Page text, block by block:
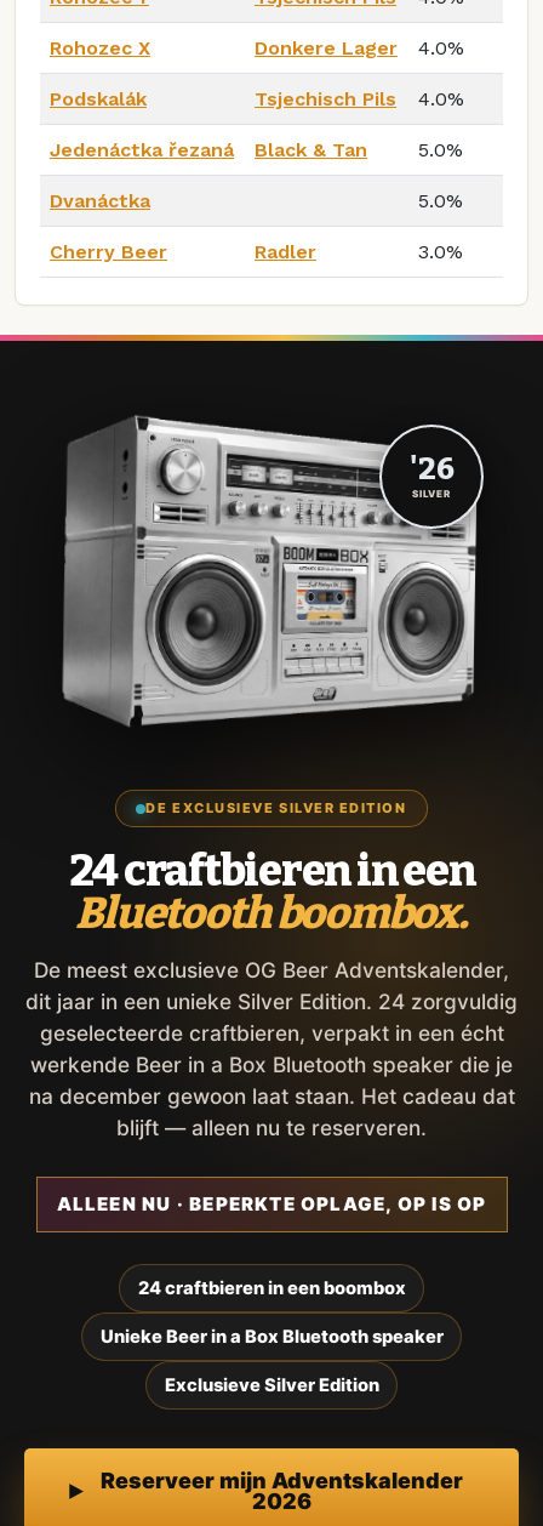
Rohozec X Donkere Lager 4.0%
Podskalák Tsjechisch Pils 4.0%
Jedenáctka řezaná Black & Tan 5.0%
Dvanáctka 5.0%
Cherry Beer Radler 3.0%
DE EXCLUSIEVE SILVER EDITION
24 craftbieren in een
Bluetooth boombox.
De meest exclusieve OG Beer Adventskalender,
dit jaar in een unieke Silver Edition. 24 zorgvuldig
geselecteerde craftbieren, verpakt in een écht
werkende Beer in a Box Bluetooth speaker die je
na december gewoon laat staan. Het cadeau dat
blijft — alleen nu te reserveren.
ALLEEN NU · BEPERKTE OPLAGE, OP IS OP
24 craftbieren in een boombox
Unieke Beer in a Box Bluetooth speaker
Exclusieve Silver Edition
Reserveer mijn Adventskalender
2026
'26
SILVER